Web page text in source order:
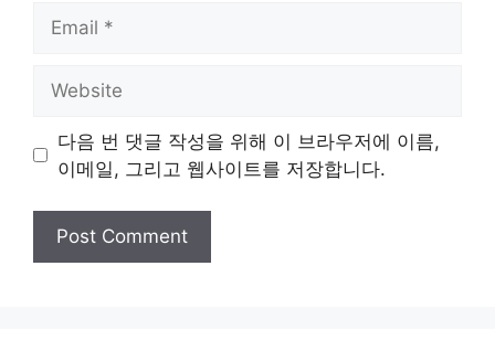
다음 번 댓글 작성을 위해 이 브라우저에 이름,
이메일, 그리고 웹사이트를 저장합니다.